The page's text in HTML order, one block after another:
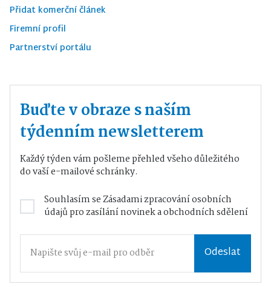
Přidat komerční článek
Firemní profil
Partnerství portálu
Buďte v obraze s naším
týdenním newsletterem
Každý týden vám pošleme přehled všeho důležitého
do vaší e-mailové schránky.
Souhlasím seZásadami zpracování osobních
údajůpro zasílání novinek a obchodních sdělení
Odeslat